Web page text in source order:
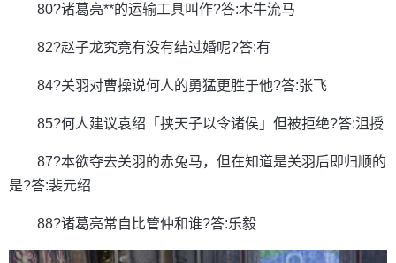
80?诸葛亮**的运输工具叫作?答:木牛流马
82?赵子龙究竟有没有结过婚呢?答:有
84?关羽对曹操说何人的勇猛更胜于他?答:张飞
85?何人建议袁绍「挟天子以令诸侯」但被拒绝?答:沮授
87?本欲夺去关羽的赤兔马，但在知道是关羽后即归顺的
是?答:裴元绍
88?诸葛亮常自比管仲和谁?答:乐毅